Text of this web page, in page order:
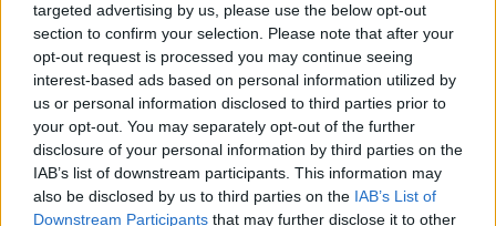
targeted advertising by us, please use the below opt-out
section to confirm your selection. Please note that after your
opt-out request is processed you may continue seeing
interest-based ads based on personal information utilized by
us or personal information disclosed to third parties prior to
your opt-out. You may separately opt-out of the further
disclosure of your personal information by third parties on the
IAB’s list of downstream participants. This information may
also be disclosed by us to third parties on the IAB’s List of
Downstream Participants that may further disclose it to other
Žiūrimiausi įrašai
00:00:49
Pateikė daugiau detalių apie iš tėvų paimtus šešis
vaikus: jiems kilusi grėsmė
Žinios Lietuvos diena